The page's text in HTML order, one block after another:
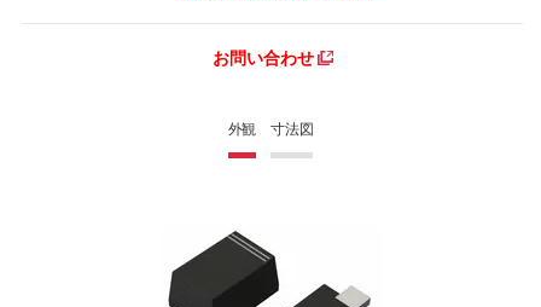
外観 寸法図
お問い合わせ